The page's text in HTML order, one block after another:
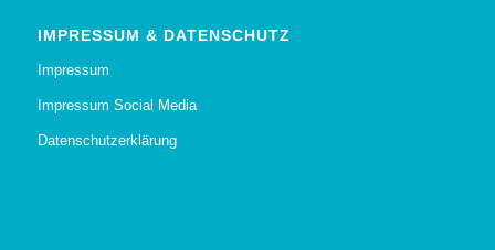
IMPRESSUM & DATENSCHUTZ
Impressum
Impressum Social Media
Datenschutzerklärung